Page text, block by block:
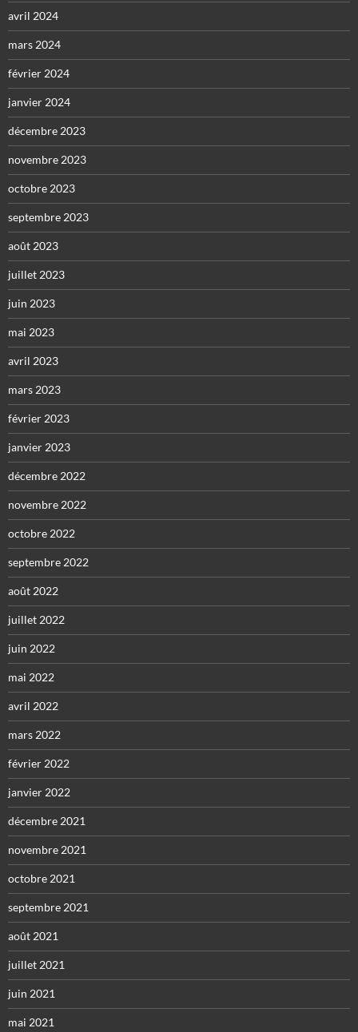
avril 2024
mars 2024
février 2024
janvier 2024
décembre 2023
novembre 2023
octobre 2023
septembre 2023
août 2023
juillet 2023
juin 2023
mai 2023
avril 2023
mars 2023
février 2023
janvier 2023
décembre 2022
novembre 2022
octobre 2022
septembre 2022
août 2022
juillet 2022
juin 2022
mai 2022
avril 2022
mars 2022
février 2022
janvier 2022
décembre 2021
novembre 2021
octobre 2021
septembre 2021
août 2021
juillet 2021
juin 2021
mai 2021